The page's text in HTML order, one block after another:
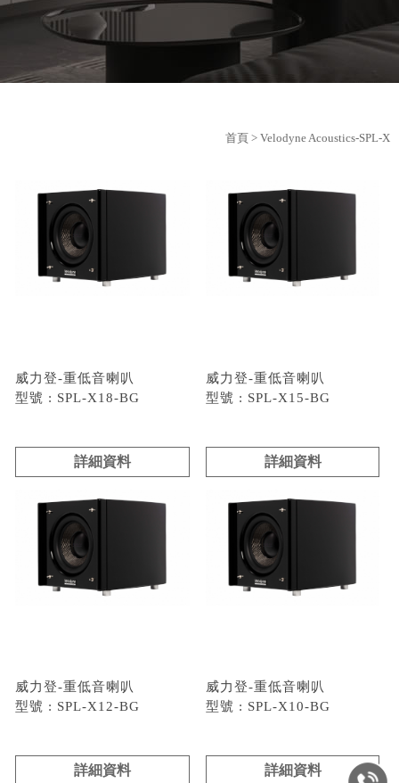
首頁 > Velodyne Acoustics-SPL-X
威力登-重低音喇叭
型號 : SPL-X18-BG
詳細資料
威力登-重低音喇叭
型號 : SPL-X15-BG
詳細資料
威力登-重低音喇叭
型號 : SPL-X12-BG
詳細資料
威力登-重低音喇叭
型號 : SPL-X10-BG
詳細資料